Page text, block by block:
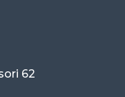
62